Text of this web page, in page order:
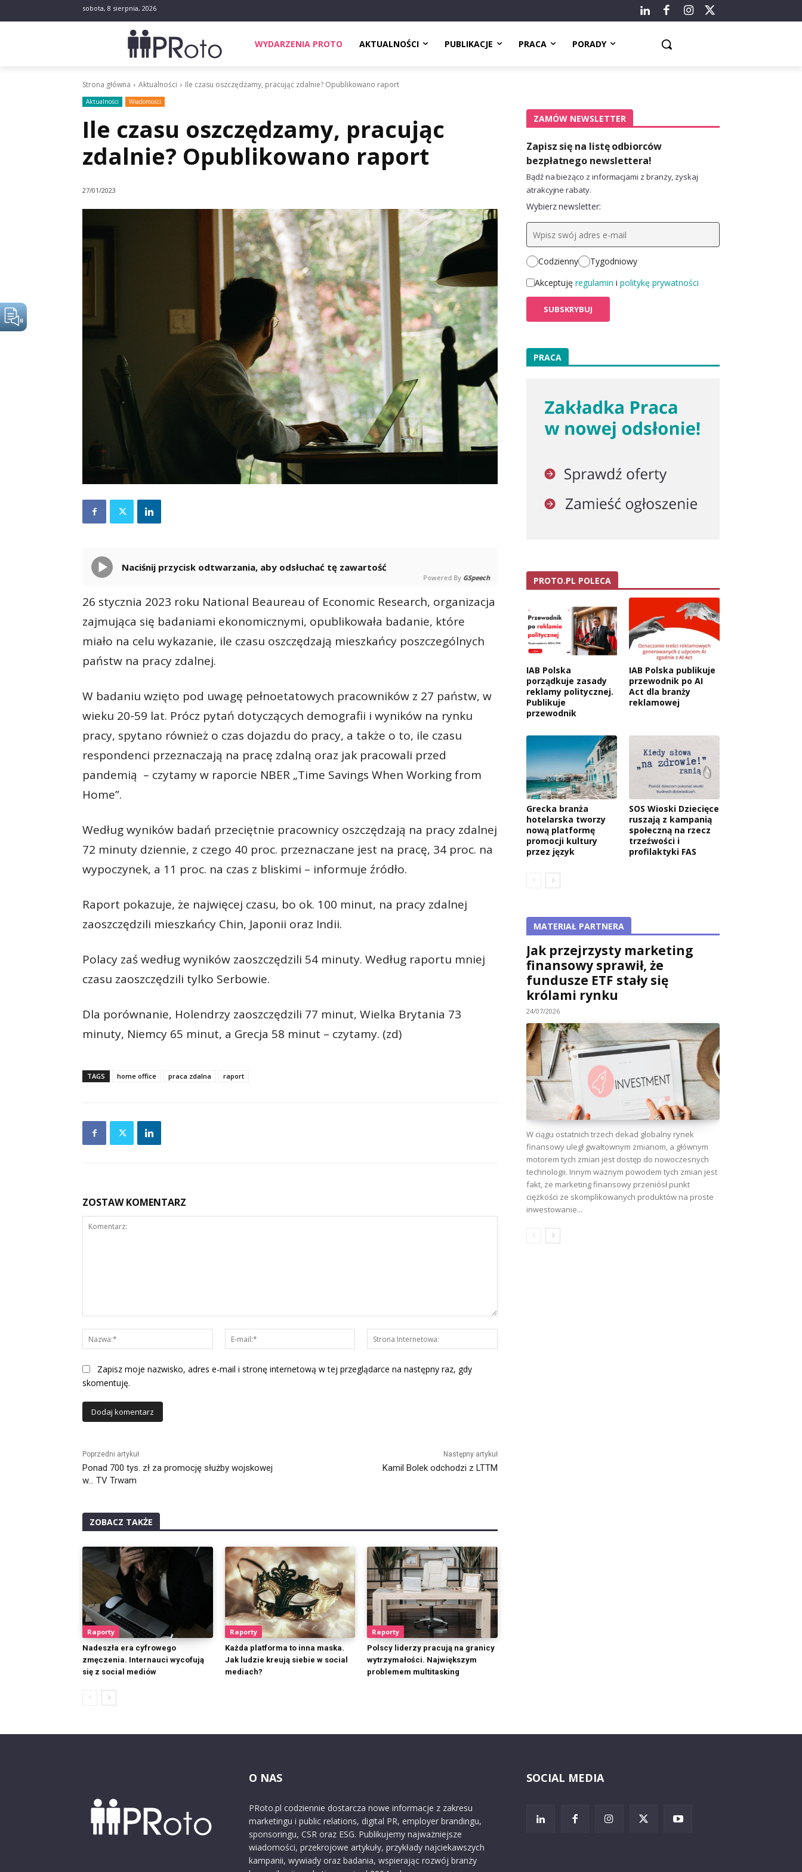
sobota, 8 sierpnia, 2026
WYDARZENIA PROTO AKTUALNOŚCI PUBLIKACJE PRACA PORADY
Strona główna Aktualności Ile czasu oszczędzamy, pracując zdalnie? Opublikowano raport
Aktualności Wiadomości
Ile czasu oszczędzamy, pracując
zdalnie? Opublikowano raport
27/01/2023
Naciśnij przycisk odtwarzania, aby odsłuchać tę zawartość
Powered By GSpeech
26 stycznia 2023 roku National Beaureau of Economic Research, organizacja
zajmująca się badaniami ekonomicznymi, opublikowała badanie, które
miało na celu wykazanie, ile czasu oszczędzają mieszkańcy poszczególnych
państw na pracy zdalnej.
W badaniu wzięto pod uwagę pełnoetatowych pracowników z 27 państw, w
wieku 20-59 lat. Prócz pytań dotyczących demografii i wyników na rynku
pracy, spytano również o czas dojazdu do pracy, a także o to, ile czasu
respondenci przeznaczają na pracę zdalną oraz jak pracowali przed
pandemią – czytamy w raporcie NBER „Time Savings When Working from
Home”.
Według wyników badań przeciętnie pracownicy oszczędzają na pracy zdalnej
72 minuty dziennie, z czego 40 proc. przeznaczane jest na pracę, 34 proc. na
wypoczynek, a 11 proc. na czas z bliskimi – informuje źródło.
Raport pokazuje, że najwięcej czasu, bo ok. 100 minut, na pracy zdalnej
zaoszczędzili mieszkańcy Chin, Japonii oraz Indii.
Polacy zaś według wyników zaoszczędzili 54 minuty. Według raportu mniej
czasu zaoszczędzili tylko Serbowie.
Dla porównanie, Holendrzy zaoszczędzili 77 minut, Wielka Brytania 73
minuty, Niemcy 65 minut, a Grecja 58 minut – czytamy. (zd)
TAGS home office praca zdalna raport
ZOSTAW KOMENTARZ
Nazwa:*
mail:*
Internetowa:
Zapisz moje nazwisko, adres e-mail i stronę internetową w tej przeglądarce na następny raz, gdy
skomentuję.
Poprzedni artykuł
Ponad 700 tys. zł za promocję służby wojskowej
w… TV Trwam
Następny artykuł
Kamil Bolek odchodzi z LTTM
ZOBACZ TAKŻE
Raporty
Nadeszła era cyfrowego
zmęczenia. Internauci wycofują
się z social mediów
Raporty
Każda platforma to inna maska.
Jak ludzie kreują siebie w social
mediach?
Raporty
Polscy liderzy pracują na granicy
wytrzymałości. Największym
problemem multitasking
ZAMÓW NEWSLETTER
Zapisz się na listę odbiorców
bezpłatnego newslettera!
Bądź na bieżąco z informacjami z branży, zyskaj
atrakcyjne rabaty.
Wybierz newsletter:
Codzienny
Tygodniowy
Akceptuję regulamin i politykę prywatności
PRACA
PROTO.PL POLECA
IAB Polska
porządkuje zasady
reklamy politycznej.
Publikuje
przewodnik
IAB Polska publikuje
przewodnik po AI
Act dla branży
reklamowej
Grecka branża
hotelarska tworzy
nową platformę
promocji kultury
przez język
SOS Wioski Dziecięce
ruszają z kampanią
społeczną na rzecz
trzeźwości i
profilaktyki FAS
MATERIAŁ PARTNERA
Jak przejrzysty marketing
finansowy sprawił, że
fundusze ETF stały się
królami rynku
24/07/2026
W ciągu ostatnich trzech dekad globalny rynek
finansowy uległ gwałtownym zmianom, a głównym
motorem tych zmian jest dostęp do nowoczesnych
technologii. Innym ważnym powodem tych zmian jest
fakt, że marketing finansowy przeniósł punkt
ciężkości ze skomplikowanych produktów na proste
inwestowanie...
O NAS
PRoto.pl codziennie dostarcza nowe informacje z zakresu
marketingu i public relations, digital PR, employer brandingu,
sponsoringu, CSR oraz ESG. Publikujemy najważniejsze
wiadomości, przekrojowe artykuły, przykłady najciekawszych
kampanii, wywiady oraz badania, wspierając rozwój branży
SOCIAL MEDIA